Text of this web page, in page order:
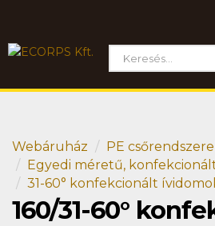
Webáruház PE
Egyedi méretű,
31-60° konfekcionált
160/31-60°